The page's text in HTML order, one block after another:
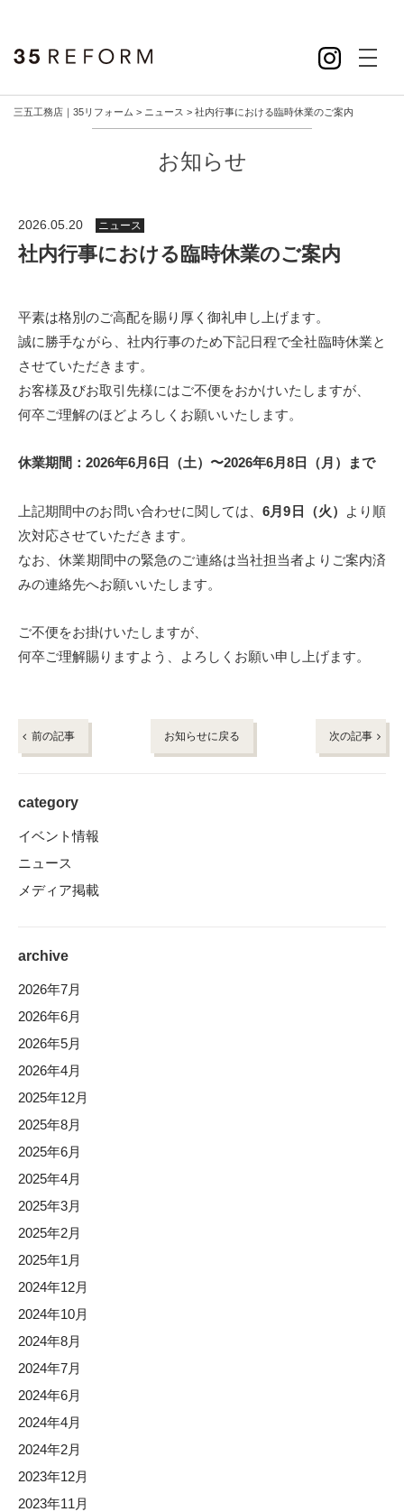
三五工務店｜35リフォーム > ニュース > 社内行事における臨時休業のご案内
お知らせ
2026.05.20 ニュース
社内行事における臨時休業のご案内
平素は格別のご高配を賜り厚く御礼申し上げます。
誠に勝手ながら、社内行事のため下記日程で全社臨時休業と
させていただきます。
お客様及びお取引先様にはご不便をおかけいたしますが、
何卒ご理解のほどよろしくお願いいたします。
休業期間：2026年6月6日（土）〜2026年6月8日（月）まで
上記期間中のお問い合わせに関しては、6月9日（火）
より順
次対応させていただきます。
なお、休業期間中の緊急のご連絡は当社担当者よりご案内済
みの連絡先へお願いいたします。
ご不便をお掛けいたしますが、
何卒ご理解賜りますよう、よろしくお願い申し上げます。
前の記事 お知らせに戻る 次の記事
category
イベント情報
ニュース
メディア掲載
archive
2026年7月
2026年6月
2026年5月
2026年4月
2025年12月
2025年8月
2025年6月
2025年4月
2025年3月
2025年2月
2025年1月
2024年12月
2024年10月
2024年8月
2024年7月
2024年6月
2024年4月
2024年2月
2023年12月
2023年11月